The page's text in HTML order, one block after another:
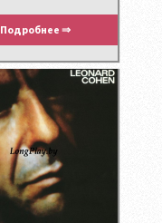
Подробнее ⇒